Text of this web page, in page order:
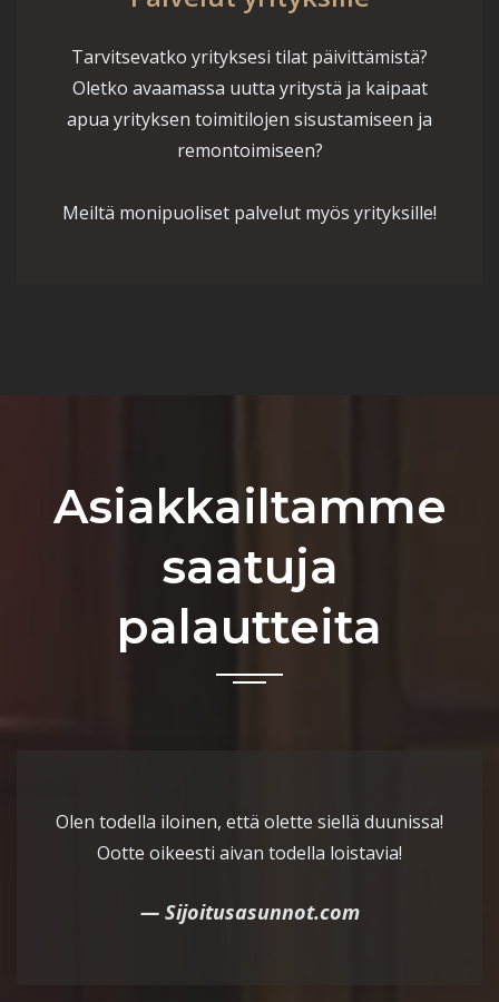
Tarvitsevatko yrityksesi tilat päivittämistä?
Oletko avaamassa uutta yritystä ja kaipaat
apua yrityksen toimitilojen sisustamiseen ja
remontoimiseen?
Meiltä monipuoliset palvelut myös yrityksille!
Asiakkailtamme
saatuja
palautteita
Olen todella iloinen, että olette siellä duunissa!
Ootte oikeesti aivan todella loistavia!
Sijoitusasunnot.com